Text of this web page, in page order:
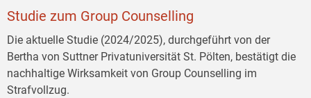
Studie zum Group Counselling
Die aktuelle Studie (2024/2025), durchgeführt von der
Bertha von Suttner Privatuniversität St. Pölten, bestätigt die
nachhaltige Wirksamkeit von Group Counselling im
Strafvollzug.